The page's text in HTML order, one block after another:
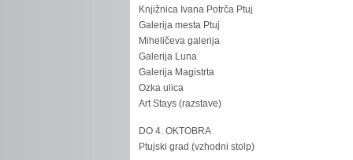
Knjižnica Ivana Potrča Ptuj
Galerija mesta Ptuj
Miheličeva galerija
Galerija Luna
Galerija Magistrta
Ozka ulica
Art Stays (razstave)
DO 4. OKTOBRA
Ptujski grad (vzhodni stolp)